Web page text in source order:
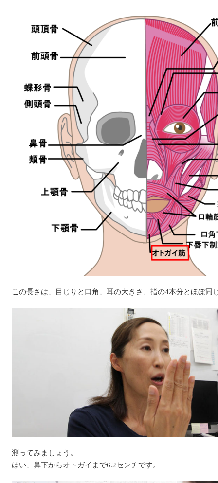
この長さは、目じりと口角、耳の大きさ、指の4本分とほぼ同
測ってみましょう。
はい、鼻下からオトガイまで6.2センチです。